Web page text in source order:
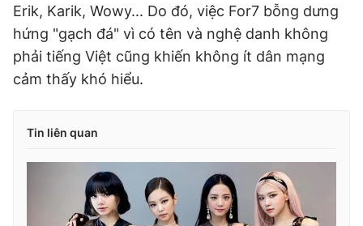
Erik, Karik, Wowy... Do đó, việc For7 bỗng dưng
hứng "gạch đá" vì có tên và nghệ danh không
phải tiếng Việt cũng khiến không ít dân mạng
cảm thấy khó hiểu.
Tin liên quan